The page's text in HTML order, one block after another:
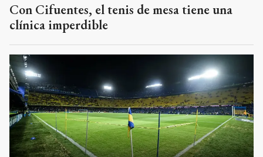
Con Cifuentes, el tenis de mesa tiene una
clínica imperdible